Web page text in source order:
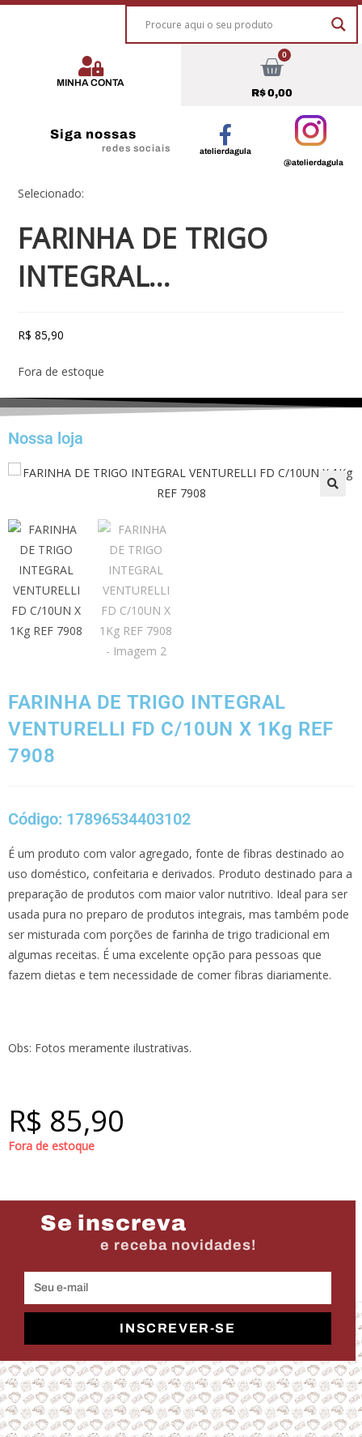
MINHA CONTA
0
R$0,00
Siga nossas
redes sociais
atelierdagula
@atelierdagula
Selecionado:
FARINHA DE TRIGO
INTEGRAL…
R$ 85,90
Fora de estoque
Nossa loja
FARINHA DE TRIGO INTEGRAL
VENTURELLI FD C/10UN X 1Kg REF
7908
Código: 17896534403102
É um produto com valor agregado, fonte de fibras destinado ao
uso doméstico, confeitaria e derivados. Produto destinado para a
preparação de produtos com maior valor nutritivo. Ideal para ser
usada pura no preparo de produtos integrais, mas também pode
ser misturada com porções de farinha de trigo tradicional em
algumas receitas. É uma excelente opção para pessoas que
fazem dietas e tem necessidade de comer fibras diariamente.
Obs: Fotos meramente ilustrativas.
R$ 85,90
Fora de estoque
Se inscreva
e receba novidades!
INSCREVER-SE